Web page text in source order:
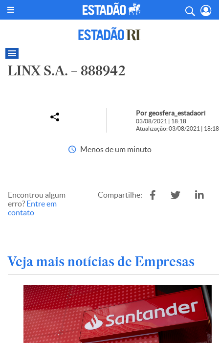
LINX S.A. – 888942
Por geosfera_estadaori
03/08/2021 | 18:18
Atualização: 03/08/2021 | 18:18
Menos de um minuto
Encontrou algum
erro? Entre em
contato
Compartilhe:
Veja mais notícias de Empresas